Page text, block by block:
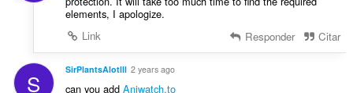
elements, I apologize.
Link
Responder Citar
S SirPlantsAlotlll 2 years ago
can you add Aniwatch.to